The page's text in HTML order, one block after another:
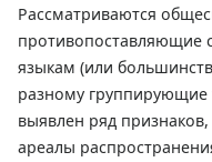
Рассматриваются
противопоставляющие
языкам (или
разному
выявлен ряд
ареалы